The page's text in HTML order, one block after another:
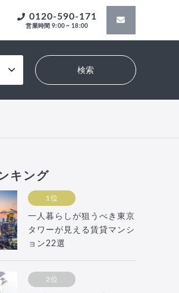
0120-590-171
営業時間 9:00 ~ 18:00
キング
1位
一人暮らしが狙うべき東京
タワーが見える賃貸マンシ
ョン22選
2位